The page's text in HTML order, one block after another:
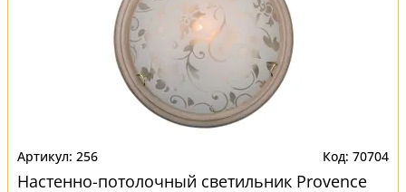
256 70704
Настенно-потолочный светильник Provence